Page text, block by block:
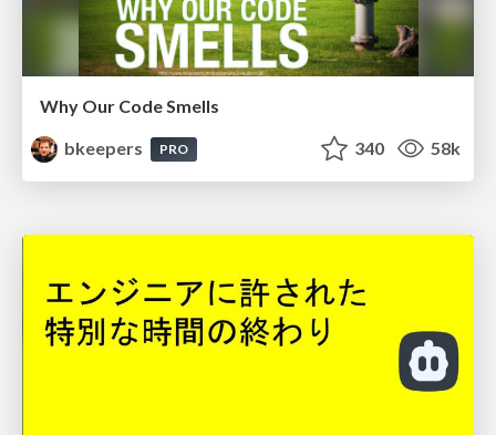
Why Our Code Smells
bkeepers
PRO 340 58k